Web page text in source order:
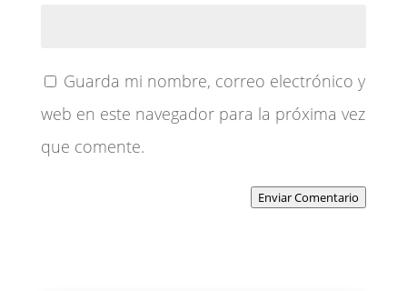
Guarda mi nombre, correo electrónico y
web en este navegador para la próxima vez
que comente.
Enviar Comentario